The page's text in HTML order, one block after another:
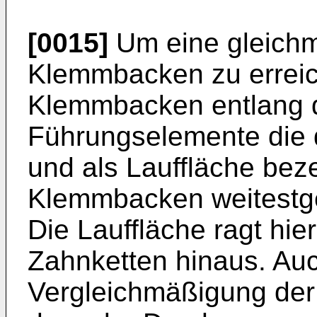
[0015] Um eine
Klemmbacken zu
Klemmbacken entlang
Führungselemente
und als Lauffläche
Klemmbacken
Die Lauffläche ragt
Zahnketten hinaus.
Vergleichmäßigung